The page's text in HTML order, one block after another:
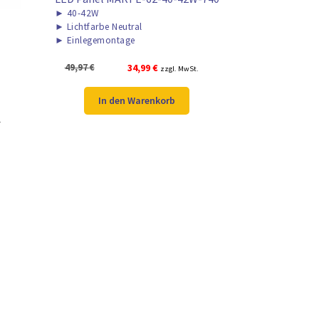
► 40-42W
► Lichtfarbe Neutral
► Einlegemontage
49,97€
Ursprünglicher
war:
49,97 €
34,99€Aktueller
ist:
34,99 €.
zzgl. MwSt.
In den Warenkorb